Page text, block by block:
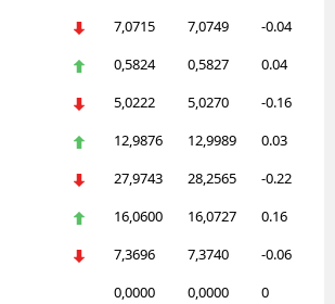
7,0715 7,0749
-0.04
0,5824 0,5827
0.04
5,0222 5,0270
-0.16
12,9876 12,9989
0.03
27,9743 28,2565
-0.22
16,0600 16,0727
0.16
7,3696 7,3740
-0.06
0,0000 0,0000
0